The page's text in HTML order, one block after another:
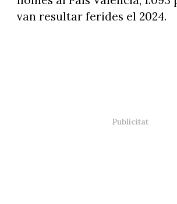
van resultar ferides el 2024.